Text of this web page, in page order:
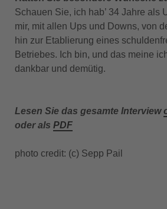
Schauen Sie, ich hab’ 34 Jahre als
mir, mit allen Ups und Downs, von
hin zur Etablierung eines
Betriebes. Ich bin, und das meine
dankbar und demütig.
Lesen Sie das gesamte Interview
oder als PDF
photo credit: (c) Sepp Pail